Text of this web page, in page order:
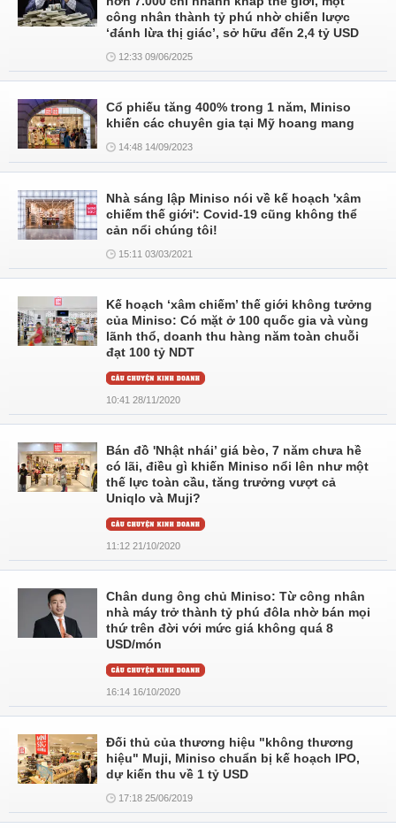
công nhân thành tỷ phú nhờ chiến lược
‘đánh lừa thị giác’, sở hữu đến 2,4 tỷ USD
12:33 09/06/2025
Cổ phiếu tăng 400% trong 1 năm, Miniso
khiến các chuyên gia tại Mỹ hoang mang
14:48 14/09/2023
Nhà sáng lập Miniso nói về kế hoạch 'xâm
chiếm thế giới': Covid-19 cũng không thể
cản nổi chúng tôi!
15:11 03/03/2021
Kế hoạch ‘xâm chiếm’ thế giới không tưởng
của Miniso: Có mặt ở 100 quốc gia và vùng
lãnh thổ, doanh thu hàng năm toàn chuỗi
đạt 100 tỷ NDT
10:41 28/11/2020
Bán đồ 'Nhật nhái’ giá bèo, 7 năm chưa hề
có lãi, điều gì khiến Miniso nổi lên như một
thế lực toàn cầu, tăng trưởng vượt cả
Uniqlo và Muji?
11:12 21/10/2020
Chân dung ông chủ Miniso: Từ công nhân
nhà máy trở thành tỷ phú đôla nhờ bán mọi
thứ trên đời với mức giá không quá 8
USD/món
16:14 16/10/2020
Đối thủ của thương hiệu "không thương
hiệu" Muji, Miniso chuẩn bị kế hoạch IPO,
dự kiến thu về 1 tỷ USD
17:18 25/06/2019